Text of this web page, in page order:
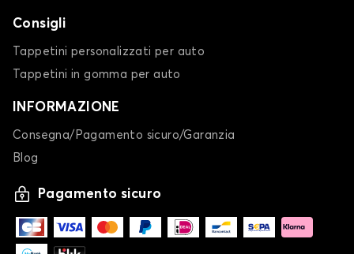
Consigli
Tappetini personalizzati per auto
Tappetini in gomma per auto
INFORMAZIONE
Consegna/Pagamento sicuro/Garanzia
Blog
Pagamento sicuro